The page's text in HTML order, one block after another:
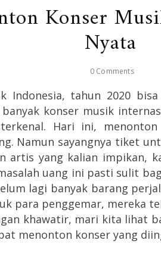
Konser
Nyata
0 Comments
Indonesia, tahun 2020
konser musik
Hari ini,
Namun sayangnya tiket
artis yang kalian impikan,
uang ini pasti sulit
lagi banyak barang
para penggemar, mereka
khawatir, mari kita lihat
menonton konser yang